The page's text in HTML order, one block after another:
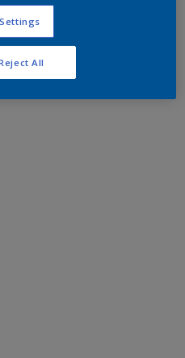
All